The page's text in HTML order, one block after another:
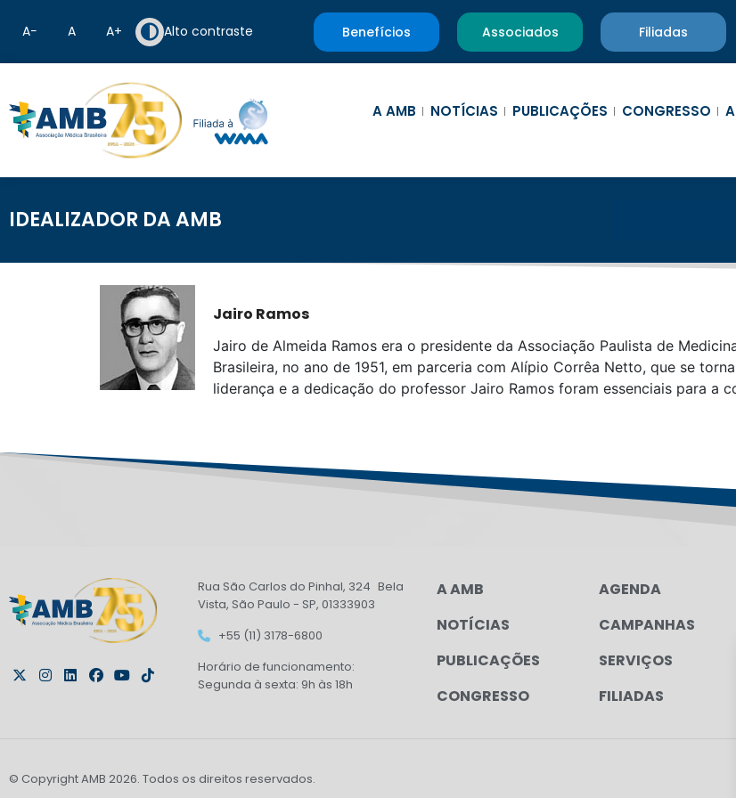
A− A A+ Alto contraste Benefícios Associados Filiadas
A AMB NOTÍCIAS PUBLICAÇÕES CONGRESSO
IDEALIZADOR DA AMB
Jairo Ramos
Jairo de Almeida Ramos era o presidente da Associação Paulista de
Brasileira, no ano de 1951, em parceria com Alípio Corrêa Netto, que se
liderança e a dedicação do professor Jairo Ramos foram essenciais para a
Rua São Carlos do Pinhal, 324 Bela
Vista, São Paulo - SP, 01333903
+55 (11) 3178-6800
Horário de funcionamento:
Segunda à sexta: 9h às 18h
A AMB
NOTÍCIAS
PUBLICAÇÕES
CONGRESSO
AGENDA
CAMPANHAS
SERVIÇOS
FILIADAS
© Copyright AMB 2026. Todos os direitos reservados.